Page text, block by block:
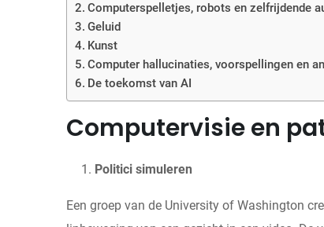
Computerspelletjes, robots en zelfrijdende
Geluid
Kunst
Computer hallucinaties, voorspellingen en
De toekomst van AI
Computervisie en
Politici simuleren
Een groep van de University of Washington